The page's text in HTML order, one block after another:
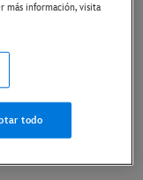
en cines.
y niñas en
mitad del
capaz de
más información, visita
todo